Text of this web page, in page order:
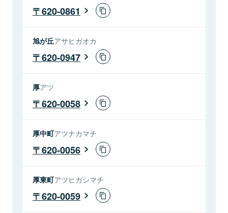
620-0861
旭が丘アサヒガオカ
620-0947
厚アツ
620-0058
厚中町アツナカマチ
620-0056
厚東町アツヒガシマチ
620-0059